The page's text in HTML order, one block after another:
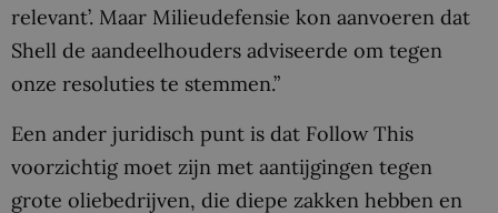
relevant’. Maar Milieudefensie kon aanvoeren dat
Shell de aandeelhouders adviseerde om tegen
onze resoluties te stemmen.”
Een ander juridisch punt is dat Follow This
voorzichtig moet zijn met aantijgingen tegen
grote oliebedrijven, die diepe zakken hebben en